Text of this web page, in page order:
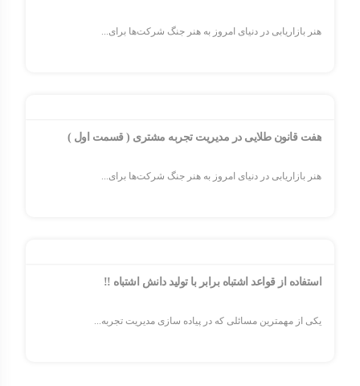
هنر بازاریابی در دنیای امروز به هنر جنگ شرکت‌ها برای...
هفت قانون طلایی در مدیریت تجربه مشتری ( قسمت اول )
هنر بازاریابی در دنیای امروز به هنر جنگ شرکت‌ها برای...
استفاده از قواعد اشتباه برابر با توليد دانش اشتباه !!
یکی از مهمترین مسائلی که در پیاده سازی مدیریت تجربه...